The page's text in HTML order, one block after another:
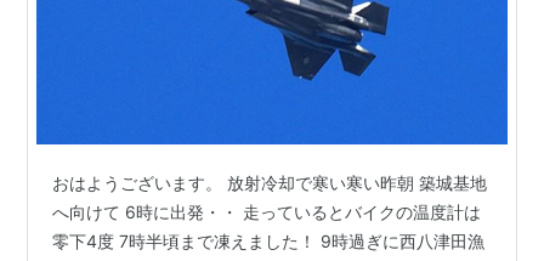
おはようございます。 放射冷却で寒い寒い昨朝 築城基地
へ向けて 6時に出発・・ 走っているとバイクの温度計は
零下4度 7時半頃まで凍えました！ 9時過ぎに西八津田漁